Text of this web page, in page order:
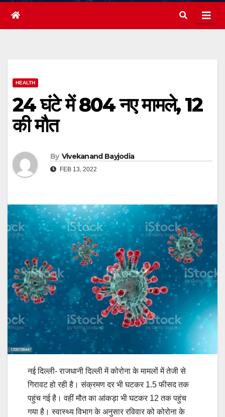
HEALTH
24 घंटे में 804 नए मामले, 12
की मौत
By Vivekanand Bayjodia
FEB 13, 2022
नई दिल्ली- राजधानी दिल्ली में कोरोना के मामलों में तेजी से
गिरावट हो रही है। संक्रमण दर भी घटकर 1.5 फीसद तक
पहुंच गई है। वहीं मौत का आंकड़ा भी घटकर 12 तक पहुंच
गया है। स्वास्थ्य विभाग के अनुसार रविवार को कोरोना के